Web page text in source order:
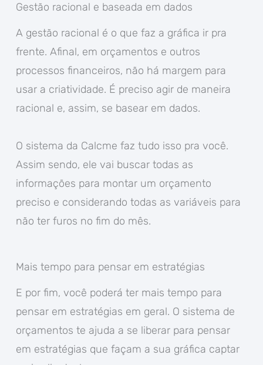
Gestão racional e baseada em dados
A gestão racional é o que faz a gráfica ir pra
frente. Afinal, em orçamentos e outros
processos financeiros, não há margem para
usar a criatividade. É preciso agir de maneira
racional e, assim, se basear em dados.
O sistema da Calcme faz tudo isso pra você.
Assim sendo, ele vai buscar todas as
informações para montar um orçamento
preciso e considerando todas as variáveis para
não ter furos no fim do mês.
Mais tempo para pensar em estratégias
E por fim, você poderá ter mais tempo para
pensar em estratégias em geral. O sistema de
orçamentos te ajuda a se liberar para pensar
em estratégias que façam a sua gráfica captar